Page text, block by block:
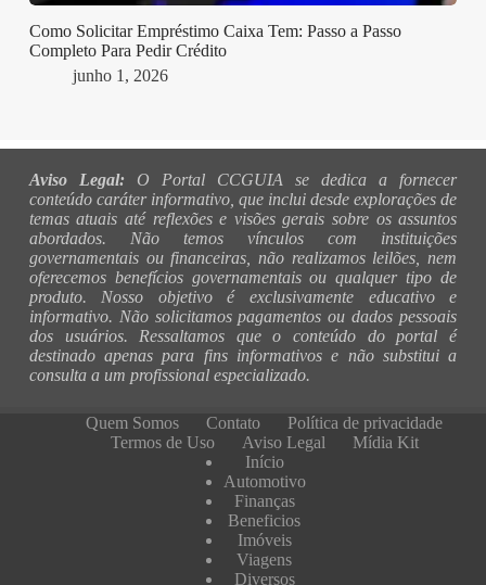
Como Solicitar Empréstimo Caixa Tem: Passo a Passo
Completo Para Pedir Crédito
junho 1, 2026
Aviso Legal: O Portal CCGUIA se dedica a fornecer
conteúdo caráter informativo, que inclui desde explorações de
temas atuais até reflexões e visões gerais sobre os assuntos
abordados. Não temos vínculos com instituições
governamentais ou financeiras, não realizamos leilões, nem
oferecemos benefícios governamentais ou qualquer tipo de
produto. Nosso objetivo é exclusivamente educativo e
informativo. Não solicitamos pagamentos ou dados pessoais
dos usuários. Ressaltamos que o conteúdo do portal é
destinado apenas para fins informativos e não substitui a
consulta a um profissional especializado.
Quem Somos Contato
Política de privacidade
Termos de Uso
Aviso Legal
Mídia Kit
Início
Automotivo
Finanças
Beneficios
Imóveis
Viagens
Diversos